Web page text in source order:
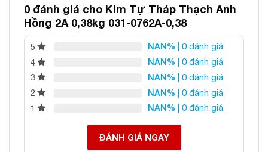
PHONG THỦY
Địa chỉ: 60/69 Bùi Huy Bích, Hoàng Mai, Hà Nội
Điện thoại: 0982 627 166
Email:
daphongthuyanphat@gmail.com
0 đánh giá cho Kim Tự Tháp Thạch Anh
Hồng 2A 0,38kg 031-0762A-0,38
5 NAN% | 0 đánh giá
4
NAN% | 0 đánh giá
3
NAN% | 0 đánh giá
2
NAN% | 0 đánh giá
1
NAN% | 0 đánh giá
ĐÁNH GIÁ NGAY